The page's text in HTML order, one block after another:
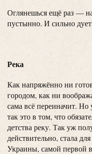
Оглянешься ещё раз —
пустынно. И сильно
Река
Как напряжённо ни
городом, как ни
сама всё переиначит.
так это в том, что
детства реку. Так уж
действительно, стала
Украины, самой первой